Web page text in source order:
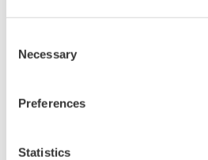
Selection
Necessary
Preferences
Statistics
Bandbreite von 5 MHz.